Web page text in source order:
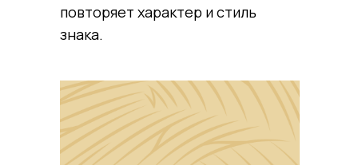
повторяет характер и стиль
знака.